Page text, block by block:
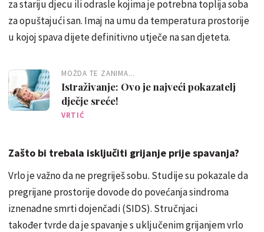
za stariju djecu ili odrasle kojima je potrebna toplija soba
za opuštajući san. Imaj na umu da temperatura prostorije
u kojoj spava dijete definitivno utječe na san djeteta.
MOŽDA TE ZANIMA...
Istraživanje: Ovo je najveći pokazatelj
dječje sreće!
VRTIĆ
Zašto bi trebala isključiti grijanje prije spavanja?
Vrlo je važno da ne pregriješ sobu. Studije su pokazale da
pregrijane prostorije dovode do povećanja sindroma
iznenadne smrti dojenčadi (SIDS). Stručnjaci
također tvrde da je spavanje s uključenim grijanjem vrlo